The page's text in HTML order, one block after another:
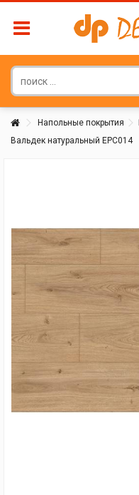
Напольные покрытия
Вальдек натуральный EPC014